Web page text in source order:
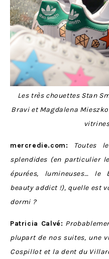
Les très chouettes Stan
Bravi et Magdalena
mercredie.com:
Toutes
splendides (en particulier
épurées, lumineuses… le
beauty addict !), quelle est
dormi ?
Patricia Calvé:
plupart de nos suites, une
Cospillot et la dent du